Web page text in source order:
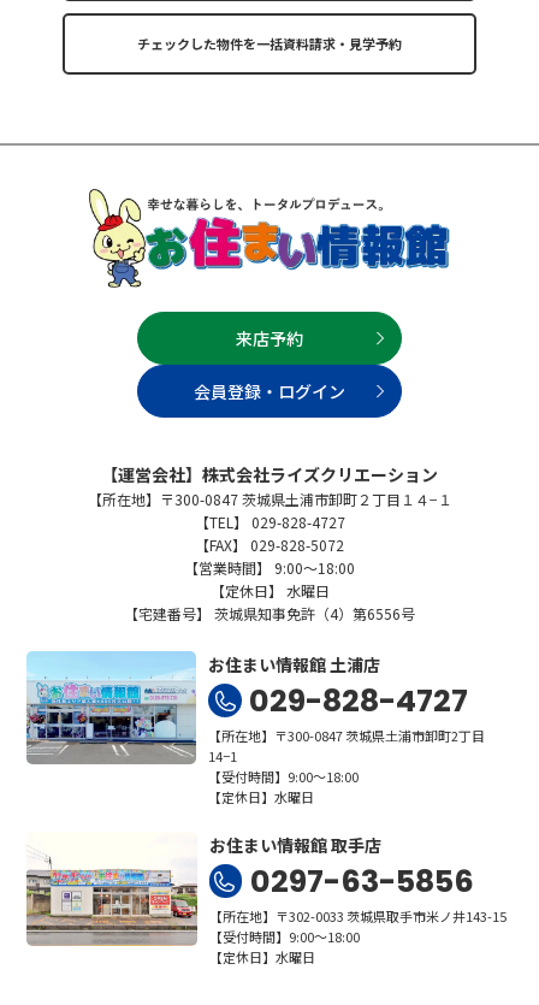
来店予約
会員登録・ログイン
【運営会社】株式会社ライズクリエーション
【所在地】〒300-0847 茨城県土浦市卸町２丁目１４−１
【TEL】 029-828-4727
【FAX】 029-828-5072
【営業時間】 9:00～18:00
【定休日】 水曜日
【宅建番号】 茨城県知事免許（4）第6556号
お住まい情報館 土浦店
029-828-4727
【所在地】〒300-0847 茨城県土浦市卸町2丁目
14−1
【受付時間】9:00～18:00
【定休日】水曜日
お住まい情報館 取手店
0297-63-5856
【所在地】〒302-0033 茨城県取手市米ノ井143-15
【受付時間】9:00～18:00
【定休日】水曜日